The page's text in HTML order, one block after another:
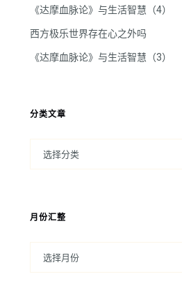
《达摩血脉论》与生活智慧（4）
西方极乐世界存在心之外吗
《达摩血脉论》与生活智慧（3）
分类文章
月份汇整